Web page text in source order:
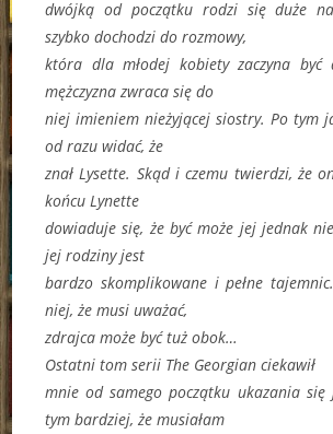
dwójką od początku rodzi się duże
szybko dochodzi do rozmowy,
która dla młodej kobiety zaczyna być
mężczyzna zwraca się do
niej imieniem nieżyjącej siostry. Po tym
od razu widać, że
znał Lysette. Skąd i czemu twierdzi, że
końcu Lynette
dowiaduje się, że być może jej jednak
jej rodziny jest
bardzo skomplikowane i pełne
niej, że musi uważać,
zdrajca może być tuż obok…
Ostatni tom serii The Georgian ciekawił
mnie od samego początku ukazania się
tym bardziej, że musiałam